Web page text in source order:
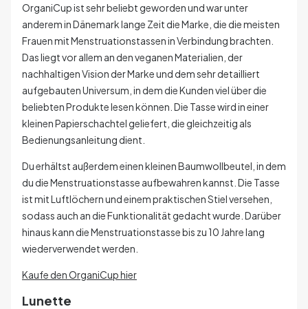
OrganiCup ist sehr beliebt geworden und war unter
anderem in Dänemark lange Zeit die Marke, die die meisten
Frauen mit Menstruationstassen in Verbindung brachten.
Das liegt vor allem an den veganen Materialien, der
nachhaltigen Vision der Marke und dem sehr detailliert
aufgebauten Universum, in dem die Kunden viel über die
beliebten Produkte lesen können. Die Tasse wird in einer
kleinen Papierschachtel geliefert, die gleichzeitig als
Bedienungsanleitung dient.
Du erhältst außerdem einen kleinen Baumwollbeutel, in dem
du die Menstruationstasse aufbewahren kannst. Die Tasse
ist mit Luftlöchern und einem praktischen Stiel versehen,
sodass auch an die Funktionalität gedacht wurde. Darüber
hinaus kann die Menstruationstasse bis zu 10 Jahre lang
wiederverwendet werden.
Kaufe den OrganiCup hier
Lunette